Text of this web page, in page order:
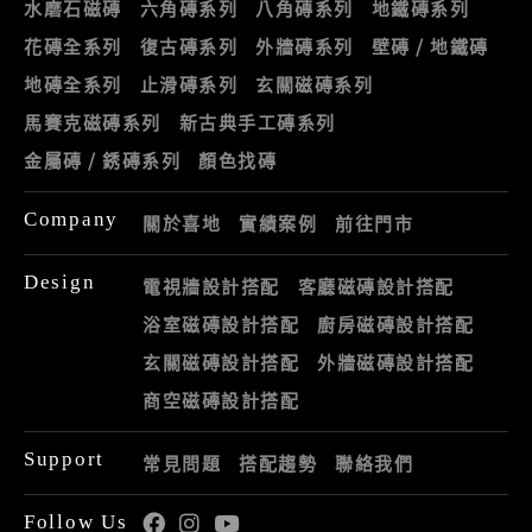
水磨石磁磚 六角磚系列 八角磚系列
地鐵磚系列
花磚全系列
復古磚系列 外牆磚系列
壁磚 / 地鐵磚
地磚全系列
止滑磚系列
玄關磁磚系列
馬賽克磁磚系列
新古典手工磚系列
金屬磚 / 銹磚系列
顏色找磚
Company 關於喜地 實績案例 前往門市
Design 電視牆設計搭配
客廳磁磚設計搭配
浴室磁磚設計搭配
廚房磁磚設計搭配
玄關磁磚設計搭配
外牆磁磚設計搭配
商空磁磚設計搭配
Support 常見問題 搭配趨勢 聯絡我們
Follow Us